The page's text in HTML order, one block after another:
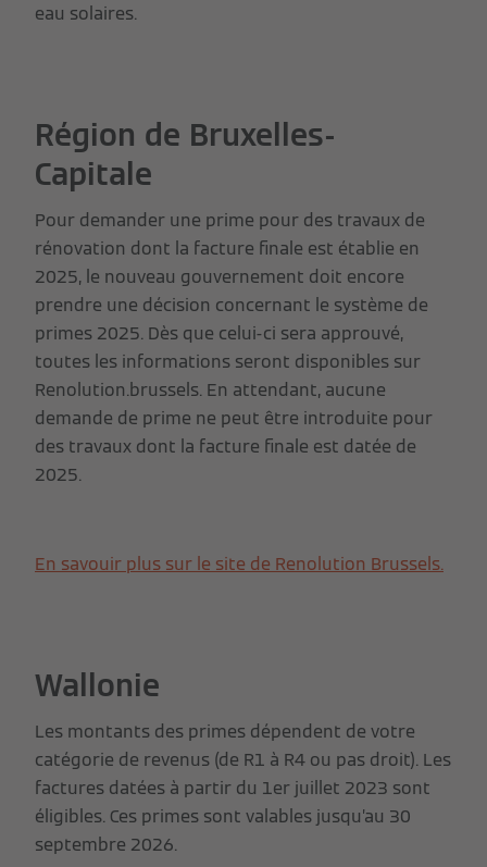
eau solaires.
Région de Bruxelles-
Capitale
Pour demander une prime pour des travaux de
rénovation dont la facture finale est établie en
2025, le nouveau gouvernement doit encore
prendre une décision concernant le système de
primes 2025. Dès que celui-ci sera approuvé,
toutes les informations seront disponibles sur
Renolution.brussels. En attendant, aucune
demande de prime ne peut être introduite pour
des travaux dont la facture finale est datée de
2025.
En savouir plus sur le site de Renolution Brussels.
Wallonie
Les montants des primes dépendent de votre
catégorie de revenus (de R1 à R4 ou pas droit). Les
factures datées à partir du 1er juillet 2023 sont
éligibles. Ces primes sont valables jusqu’au 30
septembre 2026.